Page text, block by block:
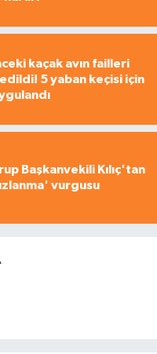
kaçak avın failleri
5 yaban keçisi için
Başkanvekili Kılıç'tan
vurgusu